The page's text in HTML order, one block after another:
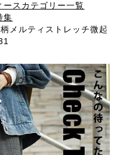
ースカテゴリー一覧
集
メルティストレッチ微起